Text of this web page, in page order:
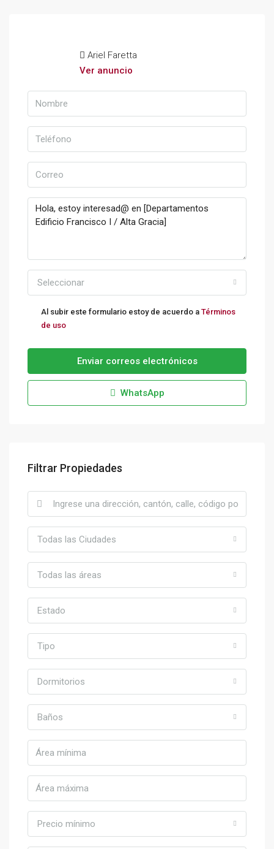
Ariel Faretta
Ver anuncio
Seleccionar
Al subir este formulario estoy de acuerdo a Términos
de uso
Enviar correos electrónicos
WhatsApp
Filtrar Propiedades
Todas las Ciudades
Todas las áreas
Estado
Tipo
Dormitorios
Baños
Precio mínimo